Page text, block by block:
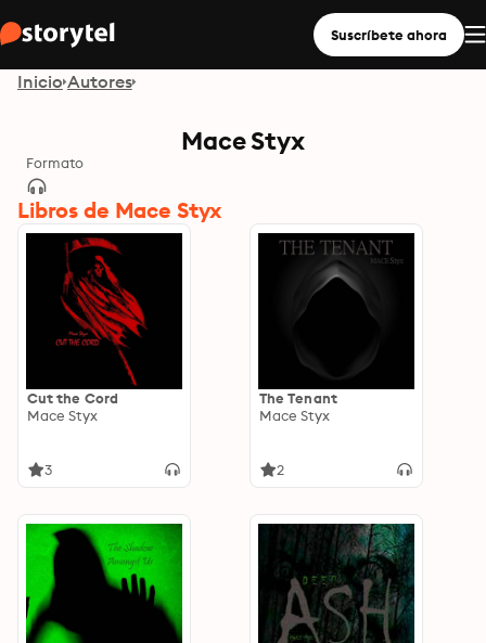
Suscríbete ahora
Inicio Autores
Mace Styx
Formato
Libros de Mace Styx
Cut the Cord
Mace Styx
3
The Tenant
Mace Styx
2